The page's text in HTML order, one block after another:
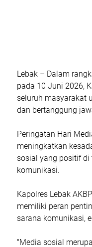
Lebak – Dalam
pada 10 Juni 2026,
seluruh masyarakat
dan bertanggung
Peringatan Hari
meningkatkan
sosial yang positif di
komunikasi.
Kapolres Lebak
memiliki peran
sarana komunikasi,
"Media sosial